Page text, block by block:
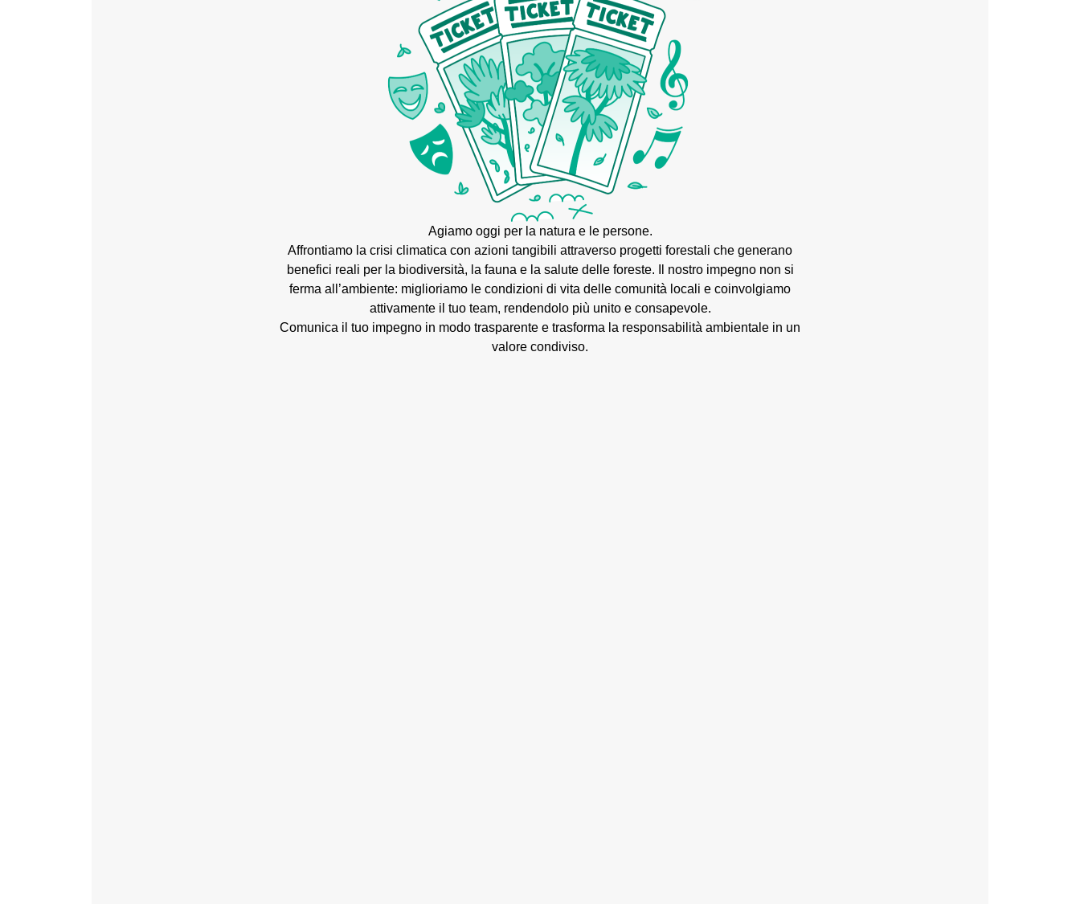
Agiamo oggi per la natura e le persone.
Affrontiamo la crisi climatica con azioni tangibili attraverso progetti forestali che generano
benefici reali per la biodiversità, la fauna e la salute delle foreste. Il nostro impegno non si
ferma all’ambiente: miglioriamo le condizioni di vita delle comunità locali e coinvolgiamo
attivamente il tuo team, rendendolo più unito e consapevole.
Comunica il tuo impegno in modo trasparente e trasforma la responsabilità ambientale in un
valore condiviso.